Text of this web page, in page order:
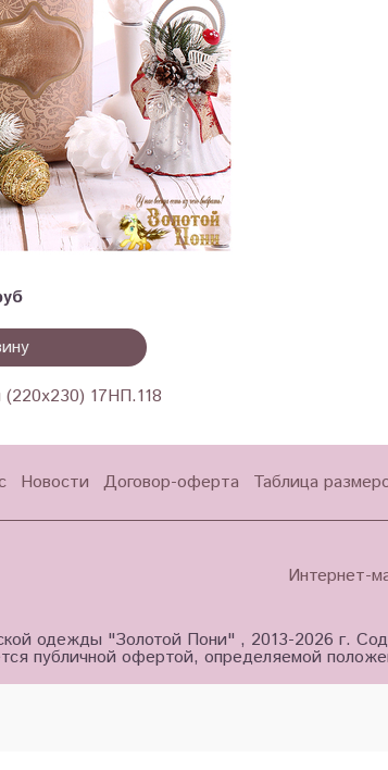
17НП.118
Новости Договор-оферта Таблица
Интернет-
одежды "Золотой Пони" , 2013-2026 г.
публичной офертой, определяемой